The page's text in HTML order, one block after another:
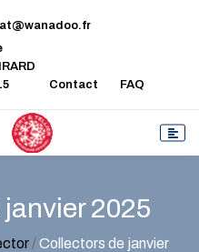
Contact FAQ
2025
/Collectors de janvier